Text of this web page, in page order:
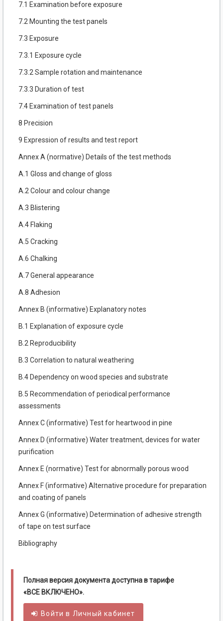
7.1 Examination before exposure
7.2 Mounting the test panels
7.3 Exposure
7.3.1 Exposure cycle
7.3.2 Sample rotation and maintenance
7.3.3 Duration of test
7.4 Examination of test panels
8 Precision
9 Expression of results and test report
Annex A (normative) Details of the test methods
A.1 Gloss and change of gloss
A.2 Colour and colour change
A.3 Blistering
A.4 Flaking
A.5 Cracking
A.6 Chalking
A.7 General appearance
A.8 Adhesion
Annex B (informative) Explanatory notes
B.1 Explanation of exposure cycle
B.2 Reproducibility
B.3 Correlation to natural weathering
B.4 Dependency on wood species and substrate
B.5 Recommendation of periodical performance
assessments
Annex C (informative) Test for heartwood in pine
Annex D (informative) Water treatment, devices for water
purification
Annex E (normative) Test for abnormally porous wood
Annex F (informative) Alternative procedure for preparation
and coating of panels
Annex G (informative) Determination of adhesive strength
of tape on test surface
Bibliography
Полная версия документа доступна в тарифе
«ВСЕ ВКЛЮЧЕНО».
Войти в Личный кабинет